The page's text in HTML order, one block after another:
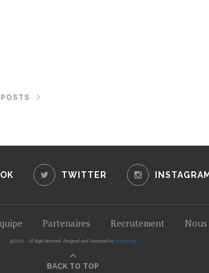
TWITTER INSTAGRAM
Partenaires Recrutement
@2019 - All Right Reserved. Designed and Developed by PenciDesign
BACK TO TOP